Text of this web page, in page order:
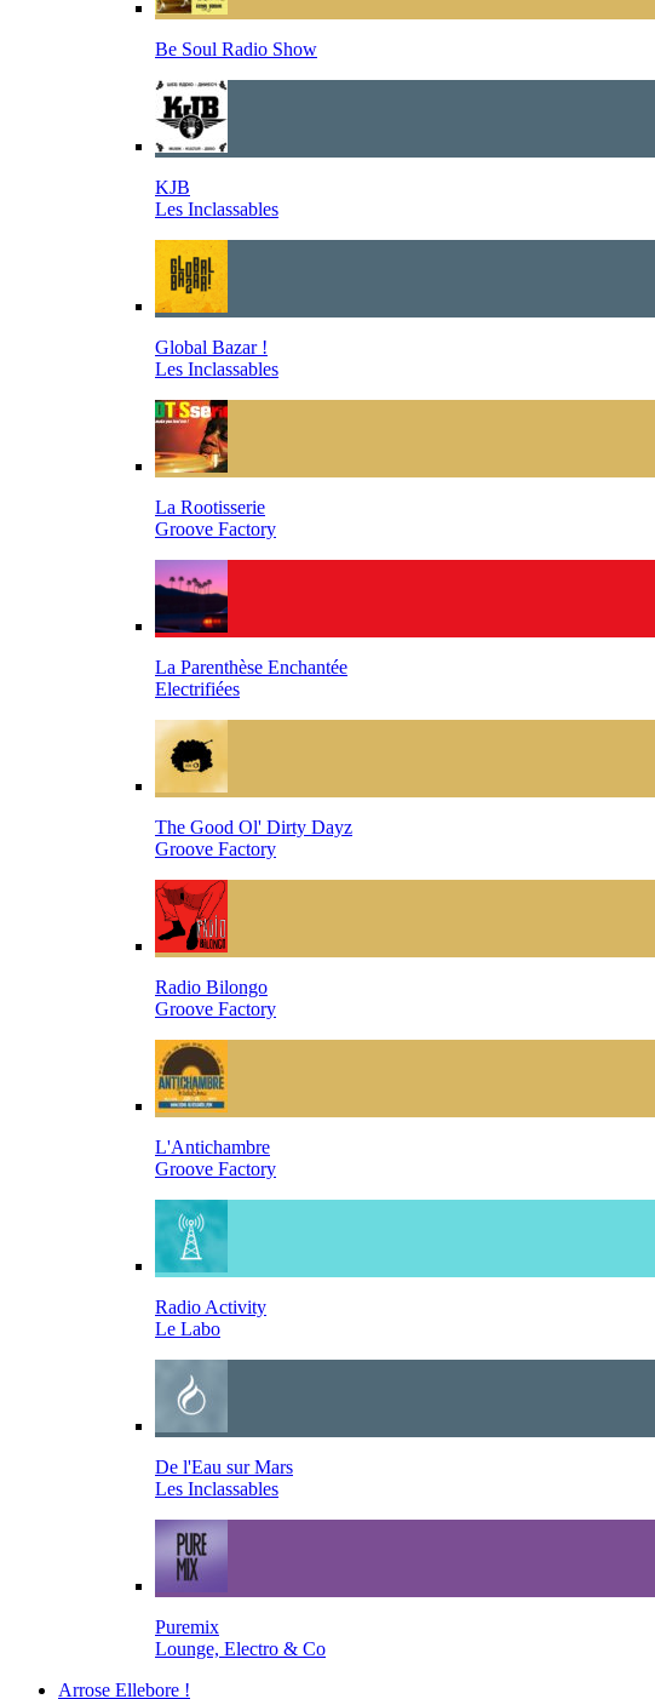
Be Soul Radio Show
KJB
Les Inclassables
Global Bazar !
Les Inclassables
La Rootisserie
Groove Factory
La Parenthèse Enchantée
Electrifiées
The Good Ol' Dirty Dayz
Groove Factory
Radio Bilongo
Groove Factory
L'Antichambre
Groove Factory
Radio Activity
Le Labo
De l'Eau sur Mars
Les Inclassables
Puremix
Lounge, Electro & Co
Arrose Ellebore !